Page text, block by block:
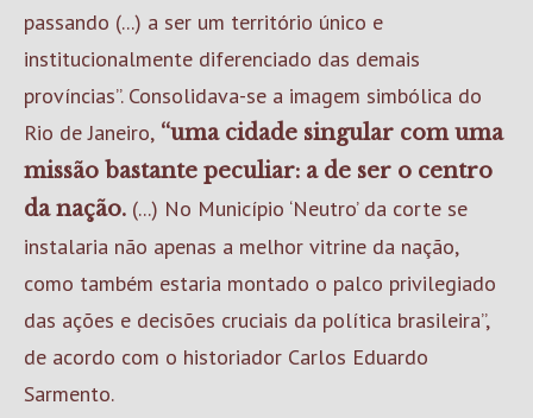
passando (...) a ser um território único e
institucionalmente diferenciado das demais
províncias”. Consolidava-se a imagem simbólica do
Rio de Janeiro, “uma cidade singular com uma
missão bastante peculiar: a de ser o centro
da nação. (...) No Município ‘Neutro’ da corte se
instalaria não apenas a melhor vitrine da nação,
como também estaria montado o palco privilegiado
das ações e decisões cruciais da política brasileira”,
de acordo com o historiador Carlos Eduardo
Sarmento.